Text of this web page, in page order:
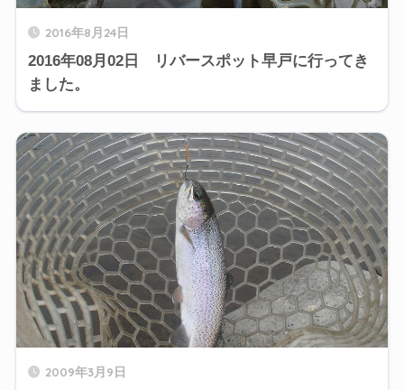
2016年8月24日
2016年08月02日 リバースポット早戸に行ってき
ました。
2009年3月9日